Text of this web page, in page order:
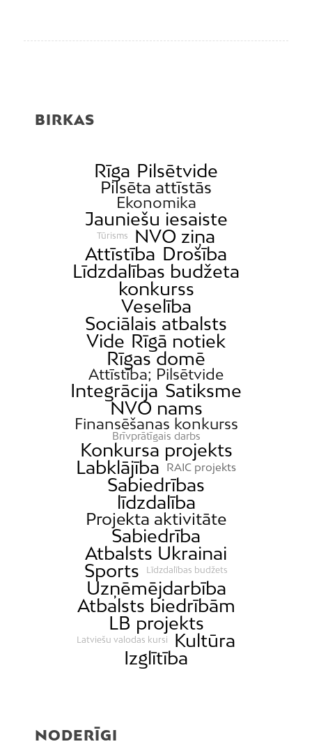
BIRKAS
Rīga Pilsētvide
Pilsēta attīstās
Ekonomika
Jauniešu iesaiste
Tūrisms
NVO ziņa
Attīstība Drošība
Līdzdalības budžeta
konkurss
Veselība
Sociālais atbalsts
Vide Rīgā notiek
Rīgas domē
Attīstība; Pilsētvide
Integrācija Satiksme
NVO nams
Finansēšanas konkurss
Brīvprātīgais darbs
Konkursa projekts
Labklājība
RAIC projekts
Sabiedrības
līdzdalība
Projekta aktivitāte
Sabiedrība
Atbalsts Ukrainai
Sports
Līdzdalības budžets
Uzņēmējdarbība
Atbalsts biedrībām
LB projekts
Latviešu valodas kursi
Kultūra
Izglītība
NODERĪGI